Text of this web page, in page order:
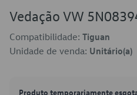
Vedação VW
Compatibilidade: Tiguan
Unidade de venda: Unitário(a)
Produto temporariamente